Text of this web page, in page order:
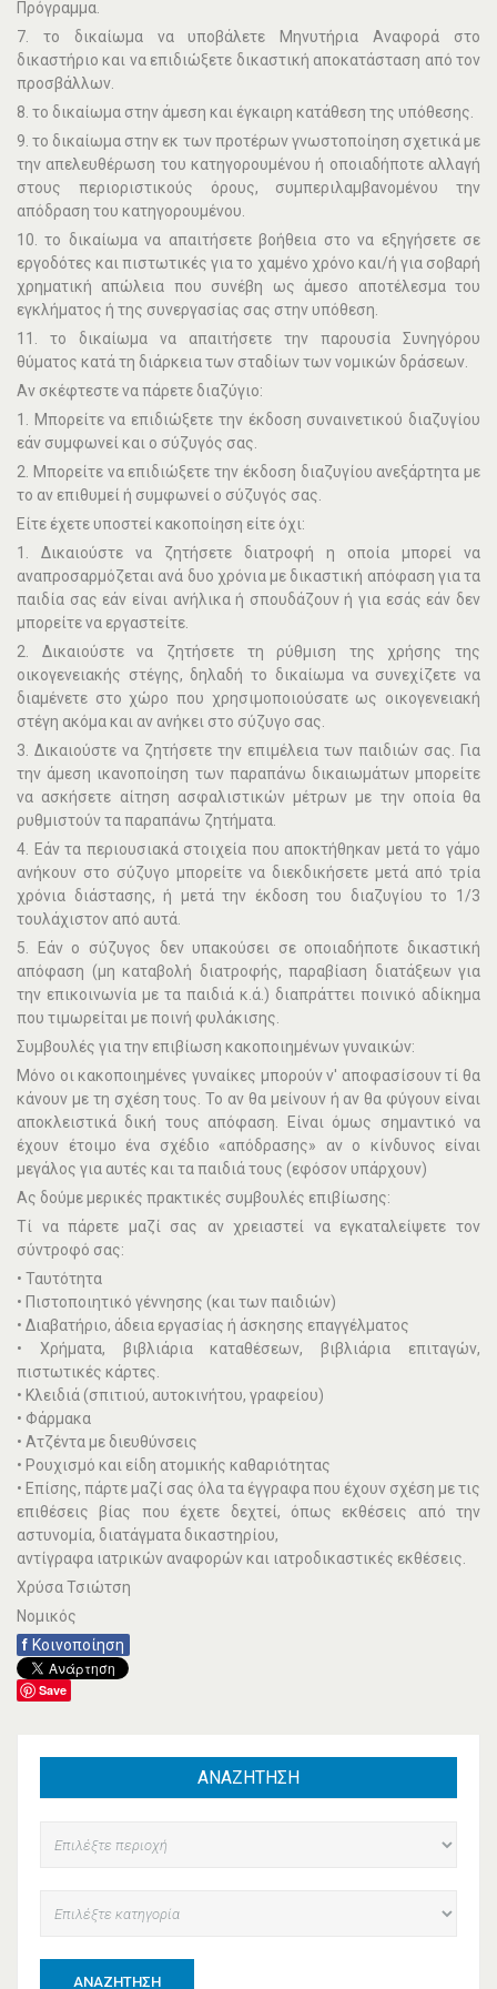
Πρόγραµµα.
7. το δικαίωµα να υποβάλετε Μηνυτήρια Αναφορά στο
δικαστήριο και να επιδιώξετε δικαστική αποκατάσταση από τον
προσβάλλων.
8. το δικαίωµα στην άµεση και έγκαιρη κατάθεση της υπόθεσης.
9. το δικαίωµα στην εκ των προτέρων γνωστοποίηση σχετικά µε
την απελευθέρωση του κατηγορουµένου ή οποιαδήποτε αλλαγή
στους περιοριστικούς όρους, συµπεριλαµβανοµένου την
απόδραση του κατηγορουµένου.
10. το δικαίωµα να απαιτήσετε βοήθεια στο να εξηγήσετε σε
εργοδότες και πιστωτικές για το χαµένο χρόνο και/ή για σοβαρή
χρηµατική απώλεια που συνέβη ως άµεσο αποτέλεσµα του
εγκλήµατος ή της συνεργασίας σας στην υπόθεση.
11. το δικαίωµα να απαιτήσετε την παρουσία Συνηγόρου
θύµατος κατά τη διάρκεια των σταδίων των νοµικών δράσεων.
Αν σκέφτεστε να πάρετε διαζύγιο:
1. Μπορείτε να επιδιώξετε την έκδοση συναινετικού διαζυγίου
εάν συµφωνεί και ο σύζυγός σας.
2. Μπορείτε να επιδιώξετε την έκδοση διαζυγίου ανεξάρτητα µε
το αν επιθυµεί ή συμφωνεί ο σύζυγός σας.
Είτε έχετε υποστεί κακοποίηση είτε όχι:
1. ∆ικαιούστε να ζητήσετε διατροφή η οποία µπορεί να
αναπροσαρµόζεται ανά δυο χρόνια µε δικαστική απόφαση για τα
παιδία σας εάν είναι ανήλικα ή σπουδάζουν ή για εσάς εάν δεν
µπορείτε να εργαστείτε.
2. ∆ικαιούστε να ζητήσετε τη ρύθµιση της χρήσης της
οικογενειακής στέγης, δηλαδή το δικαίωµα να συνεχίζετε να
διαµένετε στο χώρο που χρησιµοποιούσατε ως οικογενειακή
στέγη ακόµα και αν ανήκει στο σύζυγο σας.
3. ∆ικαιούστε να ζητήσετε την επιµέλεια των παιδιών σας. Για
την άµεση ικανοποίηση των παραπάνω δικαιωµάτων µπορείτε
να ασκήσετε αίτηση ασφαλιστικών µέτρων µε την οποία θα
ρυθµιστούν τα παραπάνω ζητήµατα.
4. Εάν τα περιουσιακά στοιχεία που αποκτήθηκαν µετά το γάµο
ανήκουν στο σύζυγο µπορείτε να διεκδικήσετε µετά από τρία
χρόνια διάστασης, ή µετά την έκδοση του διαζυγίου το 1/3
τουλάχιστον από αυτά.
5. Εάν ο σύζυγος δεν υπακούσει σε οποιαδήποτε δικαστική
απόφαση (µη καταβολή διατροφής, παραβίαση διατάξεων για
την επικοινωνία µε τα παιδιά κ.ά.) διαπράττει ποινικό αδίκηµα
που τιµωρείται µε ποινή φυλάκισης.
Συμβουλές για την επιβίωση κακοποιημένων γυναικών:
Μόνο οι κακοποιηµένες γυναίκες µπορούν ν' αποφασίσουν τί θα
κάνουν µε τη σχέση τους. Το αν θα µείνουν ή αν θα φύγουν είναι
αποκλειστικά δική τους απόφαση. Είναι όµως σηµαντικό να
έχουν έτοιµο ένα σχέδιο «απόδρασης» αν ο κίνδυνος είναι
µεγάλος για αυτές και τα παιδιά τους (εφόσον υπάρχουν)
Ας δούμε μερικές πρακτικές συμβουλές επιβίωσης:
Τί να πάρετε µαζί σας αν χρειαστεί να εγκαταλείψετε τον
σύντροφό σας:
• Ταυτότητα
• Πιστοποιητικό γέννησης (και των παιδιών)
• ∆ιαβατήριο, άδεια εργασίας ή άσκησης επαγγέλµατος
• Χρήµατα, βιβλιάρια καταθέσεων, βιβλιάρια επιταγών,
πιστωτικές κάρτες.
• Κλειδιά (σπιτιού, αυτοκινήτου, γραφείου)
• Φάρµακα
• Ατζέντα µε διευθύνσεις
• Ρουχισµό και είδη ατοµικής καθαριότητας
• Επίσης, πάρτε µαζί σας όλα τα έγγραφα που έχουν σχέση µε τις
επιθέσεις βίας που έχετε δεχτεί, όπως εκθέσεις από την
αστυνοµία, διατάγµατα δικαστηρίου,
αντίγραφα ιατρικών αναφορών και ιατροδικαστικές εκθέσεις.
Χρύσα Τσιώτση
Νομικός
f Κοινοποίηση
Save
ΑΝΑΖΗΤΗΣΗ
ΑΝΑΖΉΤΗΣΗ